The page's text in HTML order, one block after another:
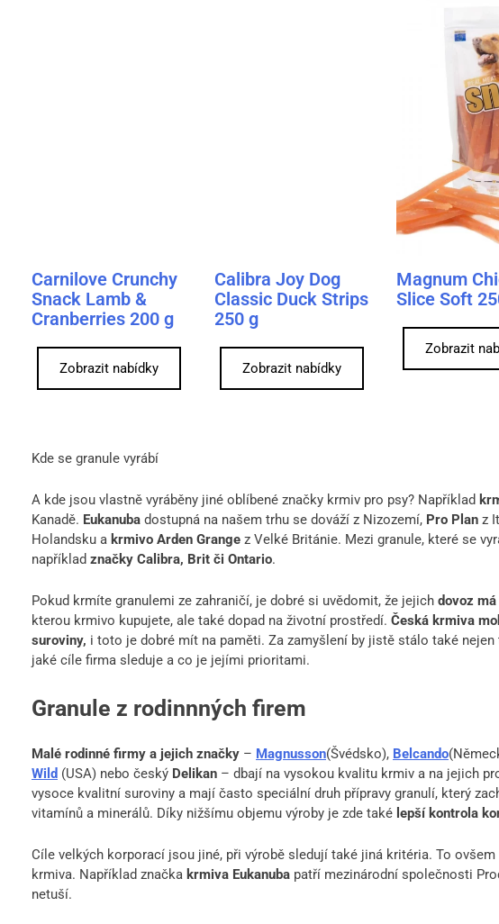
Carnilove Crunchy
Snack Lamb &
Cranberries 200 g
Zobrazit nabídky
Calibra Joy Dog
Classic Duck Strips
250 g
Zobrazit nabídky
Magnum
Slice Soft
Zobrazit
Kde se granule vyrábí
A kde jsou vlastně vyráběny jiné oblíbené značky krmiv pro psy? Například
Kanadě. Eukanuba dostupná na našem trhu se dováží z Nizozemí, Pro Plan z
Holandsku a krmivo Arden Grange z Velké Británie. Mezi granule, které se
například značky Calibra, Brit či Ontario.
Pokud krmíte granulemi ze zahraničí, je dobré si uvědomit, že jejich dovoz
kterou krmivo kupujete, ale také dopad na životní prostředí. Česká krmiva
suroviny, i toto je dobré mít na paměti. Za zamyšlení by jistě stálo také nejen
jaké cíle firma sleduje a co je jejími prioritami.
Granule z rodinnných firem
Malé rodinné firmy a jejich značky – Magnusson(Švédsko), Belcando
Wild (USA) nebo český Delikan – dbají na vysokou kvalitu krmiv a na jejich
vysoce kvalitní suroviny a mají často speciální druh přípravy granulí, který
vitamínů a minerálů. Díky nižšímu objemu výroby je zde také lepší kontrola
Cíle velkých korporací jsou jiné, při výrobě sledují také jiná kritéria. To ovšem
krmiva. Například značka krmiva Eukanuba patří mezinárodní společnosti
netuší.